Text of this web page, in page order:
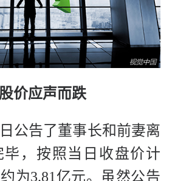
价应声而跌
公告了董事长和前妻离
，按照当日收盘价计
为3.81亿元。虽然公告